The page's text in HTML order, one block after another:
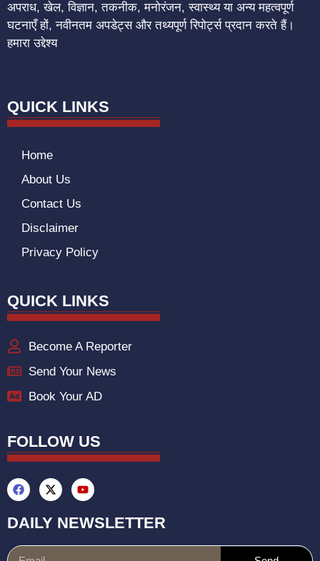
अपराध, खेल, विज्ञान, तकनीक, मनोरंजन, स्वास्थ्य या अन्य महत्वपूर्ण
घटनाएँ हों, नवीनतम अपडेट्स और तथ्यपूर्ण रिपोर्ट्स प्रदान करते हैं।
हमारा उद्देश्य
QUICK LINKS
Home
About Us
Contact Us
Disclaimer
Privacy Policy
QUICK LINKS
Become A Reporter
Send Your News
Book Your AD
FOLLOW US
DAILY NEWSLETTER